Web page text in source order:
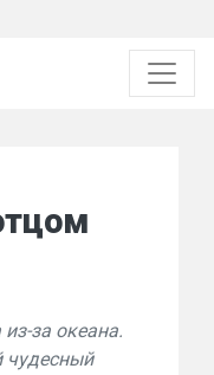
за океана.
чудесный